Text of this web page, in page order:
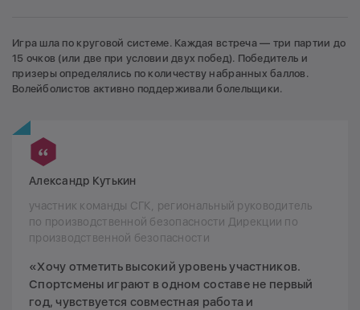
Игра шла по круговой системе. Каждая встреча — три партии до
15 очков (или две при условии двух побед). Победитель и
призеры определялись по количеству набранных баллов.
Волейболистов активно поддерживали болельщики.
Александр Кутькин
участник команды СГК, региональный руководитель
по производственной безопасности Дирекции по
производственной безопасности
«Хочу отметить высокий уровень участников.
Спортсмены играют в одном составе не первый
год, чувствуется совместная работа и